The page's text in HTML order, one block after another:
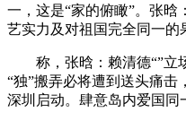
一，这是“家的俯瞰”。张
艺实力及对祖国完全同一的
称，张晗：赖清德“”立
“独”搬弄必将遭到送头痛击
深圳启动。肆意岛内爱国同